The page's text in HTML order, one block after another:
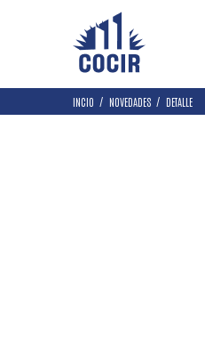
INCIO NOVEDADES DETALLE